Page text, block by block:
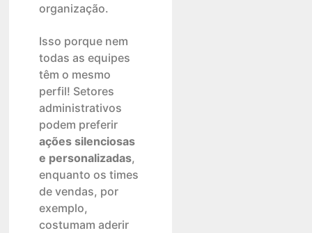
organização.
Isso porque nem
todas as equipes
têm o mesmo
perfil! Setores
administrativos
podem preferir
ações silenciosas
e personalizadas,
enquanto os times
de vendas, por
exemplo,
costumam aderir